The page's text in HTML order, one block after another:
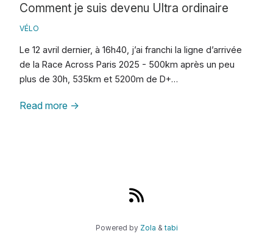
Comment je suis devenu Ultra ordinaire
VÉLO
Le 12 avril dernier, à 16h40, j’ai franchi la ligne d’arrivée
de la Race Across Paris 2025 - 500km après un peu
plus de 30h, 535km et 5200m de D+…
Read more →
Powered by Zola & tabi